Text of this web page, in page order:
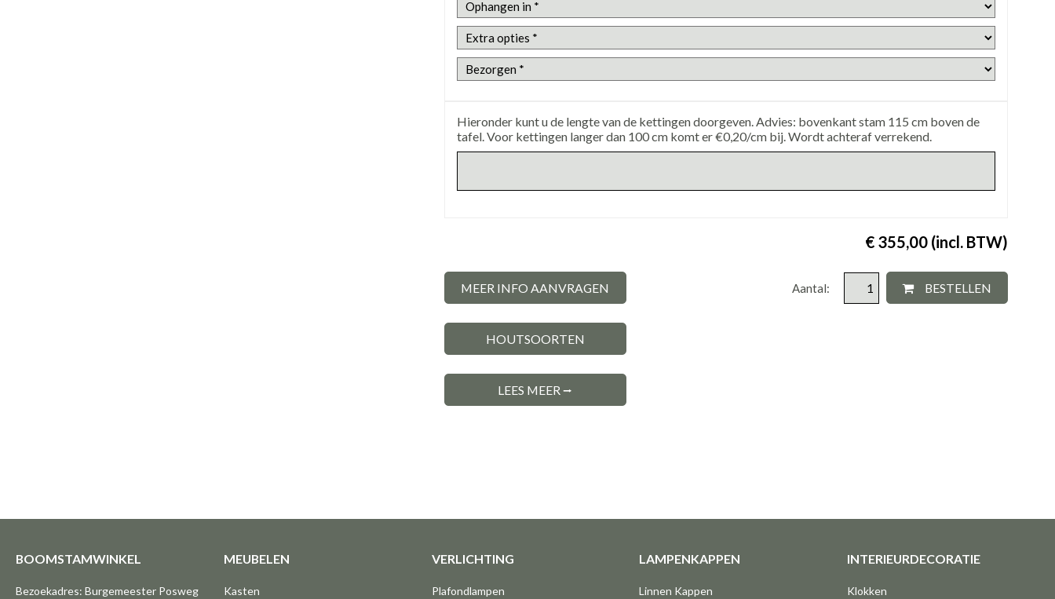
Hieronder kunt u de lengte van de kettingen doorgeven. Advies: bovenkant stam 115 cm boven de
tafel. Voor kettingen langer dan 100 cm komt er €0,20/cm bij. Wordt achteraf verrekend.
€ 355,00 (incl. BTW)
Aantal: BESTELLEN
MEER INFO AANVRAGEN
HOUTSOORTEN
LEES MEER ⭢
BOOMSTAMWINKEL
Bezoekadres: Burgemeester Posweg
MEUBELEN
Kasten
VERLICHTING
Plafondlampen
LAMPENKAPPEN
Linnen Kappen
INTERIEURDECORATIE
Klokken